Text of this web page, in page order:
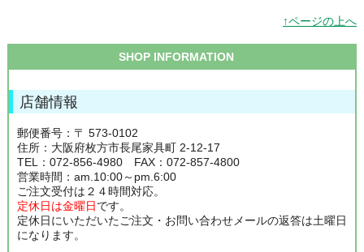
↑ページの上へ
SHOP INFORMATION
店舗情報
郵便番号：〒 573-0102
住所：大阪府枚方市長尾家具町 2-12-17
TEL：072-856-4980 FAX：072-857-4800
営業時間：am.10:00～pm.6:00
ご注文受付は２４時間対応。
定休日は金曜日です。
定休日にいただいたご注文・お問い合わせメールの返答は土曜日
になります。